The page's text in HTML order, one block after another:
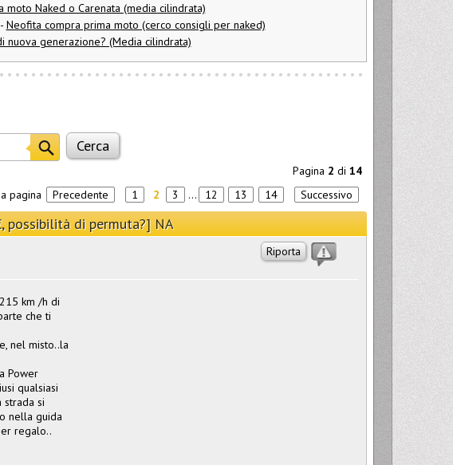
moto Naked o Carenata (media cilindrata)
- Neofita compra prima moto (cerco consigli per naked)
nuova generazione? (Media cilindrata)
Pagina 2 di 14
pagina
Precedente 1 2 3 ... 12 13 14 Successivo
possibilità di permuta?] NA
Riporta
km /h di
che ti
nel misto..la
Power
qualsiasi
si
nella guida
regalo..